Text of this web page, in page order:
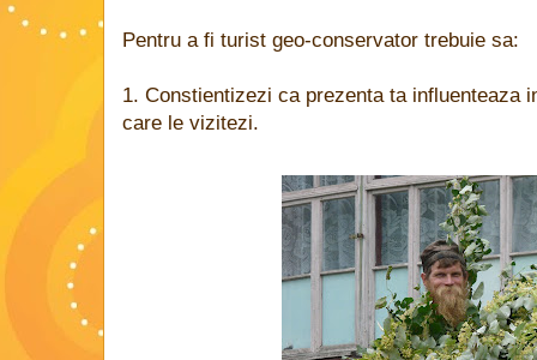
Pentru a fi turist geo-conservator trebuie sa:
1. Constientizezi ca prezenta ta influenteaza
care le vizitezi.